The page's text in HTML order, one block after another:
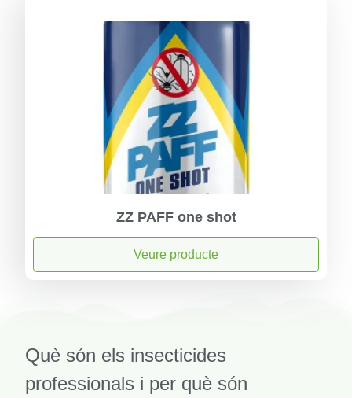
ZZ PAFF one shot
Veure producte
Què són els insecticides
professionals i per què són